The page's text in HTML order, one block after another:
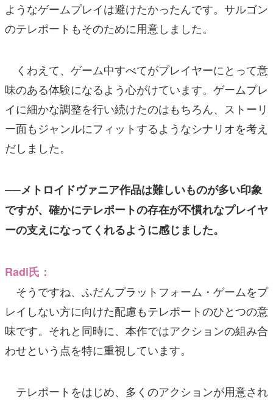
ようなゲームプレイは避けたかったんです。サルゴン
のテレポートもそのために用意しました。
くわえて、ゲーム中すべてがプレイヤーにとって意
味のある体験になるよう心がけています。ゲームプレ
イに細かな調整を行い続けたのはもちろん、ストーリ
ー面もジャンルにフィットするようなシナリオを考え
だしました。
──メトロイドヴァニア作品は難しいものが多い印象
ですが、確かにテレポートの存在が不慣れなプレイヤ
ーの支えになってくれるように感じました。
Radi氏：
そうですね、ふだんプラットフォーム・ゲームをプ
レイしない方に向けた配慮もテレポートのひとつの意
味です。それと同時に、本作ではアクションの組み合
わせという点を特に重視しています。
テレポートをはじめ、多くのアクションが用意され